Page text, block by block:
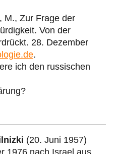
M., Zur Frage der
Von der
28. Dezember
.
ich den russischen
(20. Juni 1957)
1976 nach Israel aus